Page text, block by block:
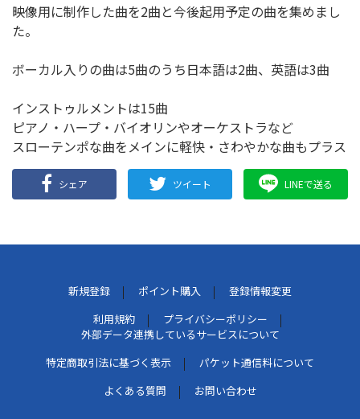
映像用に制作した曲を2曲と今後起用予定の曲を集めまし
た。
ボーカル入りの曲は5曲のうち日本語は2曲、英語は3曲
インストゥルメントは15曲
ピアノ・ハープ・バイオリンやオーケストラなど
スローテンポな曲をメインに軽快・さわやかな曲もプラス
シェア ツイート LINEで送る
新規登録 ポイント購入
登録情報変更
利用規約
プライバシーポリシー
外部データ連携しているサービスについて
特定商取引法に基づく表示
パケット通信料について
よくある質問
お問い合わせ